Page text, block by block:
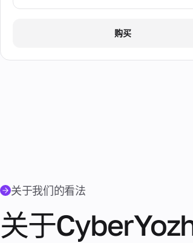
购买
关于我们的看法
关于